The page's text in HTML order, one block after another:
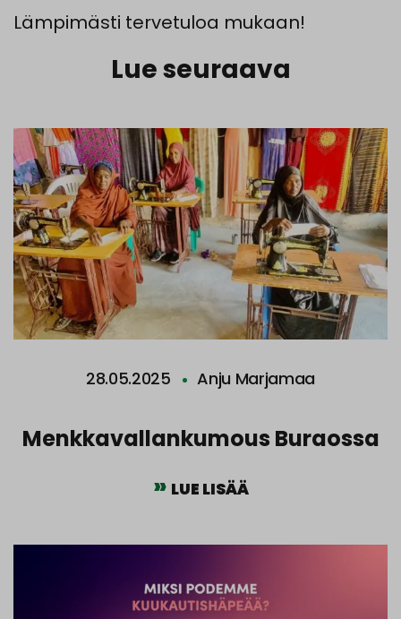
Lämpimästi tervetuloa mukaan!
Lue seuraava
28.05.2025 Anju Marjamaa
Menkkavallankumous Buraossa
LUE LISÄÄ